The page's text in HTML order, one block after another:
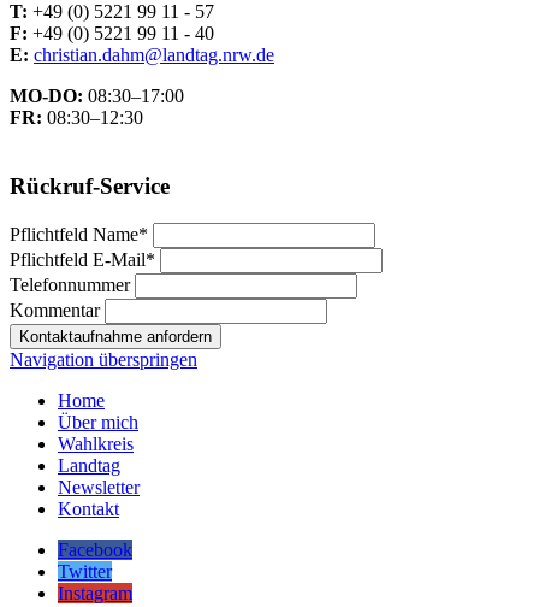
T: +49 (0) 5221 99 11 - 57
F: +49 (0) 5221 99 11 - 40
E: christian.dahm@landtag.nrw.de
MO-DO: 08:30–17:00
FR: 08:30–12:30
Rückruf-Service
Pflichtfeld Name*
Pflichtfeld E-Mail*
Telefonnummer
Kommentar
Kontaktaufnahme anfordern
Navigation überspringen
Home
Über mich
Wahlkreis
Landtag
Newsletter
Kontakt
Facebook
Twitter
Instagram